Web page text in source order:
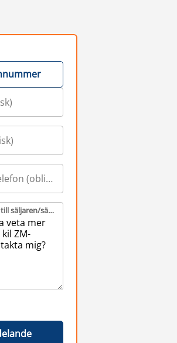
Skriv ett meddelande till säljaren/säljarna (obligatorisk)